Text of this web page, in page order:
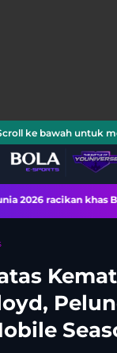
ke bawah untuk
khas Bola.com.